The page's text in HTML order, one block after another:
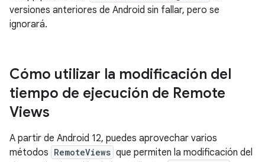
versiones anteriores de Android sin fallar, pero se
ignorará.
Cómo utilizar la modificación del
tiempo de ejecución de Remote
Views
A partir de Android 12, puedes aprovechar varios
métodos RemoteViews que permiten la modificación del